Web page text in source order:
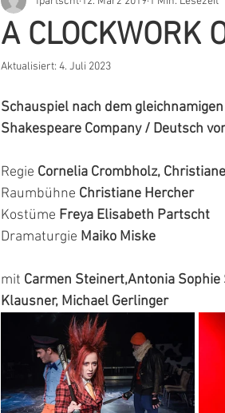
A CLOCKWORK
Aktualisiert: 4. Juli 2023
Schauspiel nach dem
Shakespeare Company / Deutsch
Regie Cornelia Crombholz,
Raumbühne Christiane Hercher
Kostüme Freya Elisabeth Partscht
Dramaturgie Maiko Miske
mit Carmen Steinert,Antonia
Klausner, Michael Gerlinger